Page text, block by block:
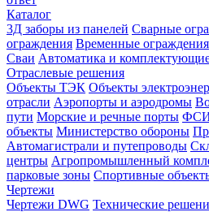
Каталог
3Д заборы из панелей Сварные
ограждения Временные ограждения
Cваи Автоматика и
Отраслевые решения
Объекты ТЭК Объекты
отрасли Аэропорты и аэродромы
пути Морские и речные порты
объекты Министерство обороны
Автомагистрали и путепроводы
центры Агропромышленный
парковые зоны Спортивные
Чертежи
Чертежи DWG Технические